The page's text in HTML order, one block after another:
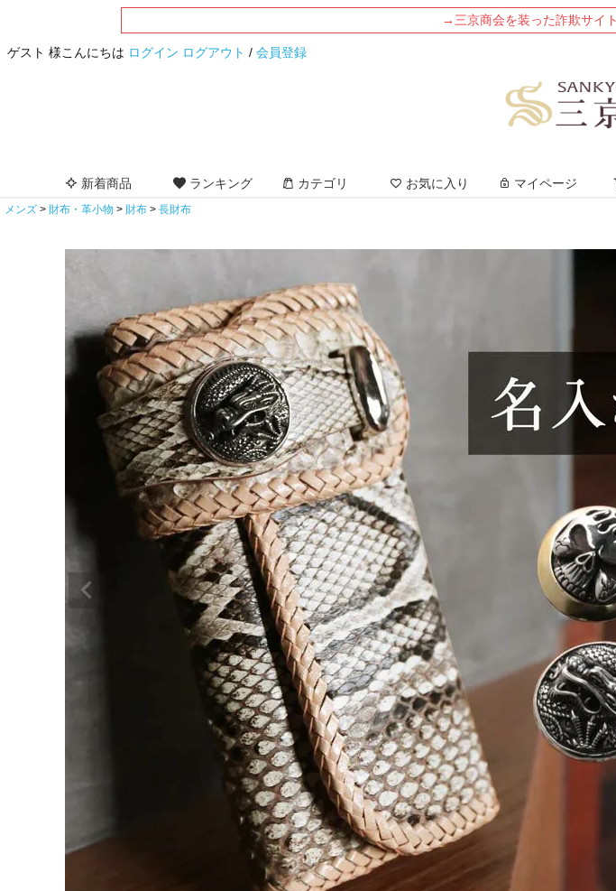
→三京商会を装った詐欺サイ
ゲスト 様こんにちは ログイン ログアウト / 会員登録
新着商品 ランキング カテゴリ お気に入り マイページ
メンズ 財布・革小物 財布 長財布